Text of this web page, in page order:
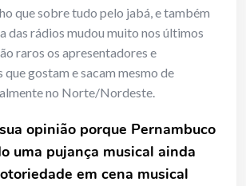
que sobre tudo pelo jabá, e também
das rádios mudou muito nos últimos
raros os apresentadores e
gostam e sacam mesmo de
no Norte/Nordeste.
opinião porque Pernambuco
uma pujança musical ainda
em cena musical